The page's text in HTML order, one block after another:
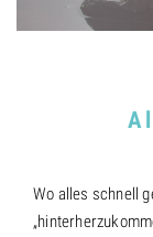
Wo alles schnell